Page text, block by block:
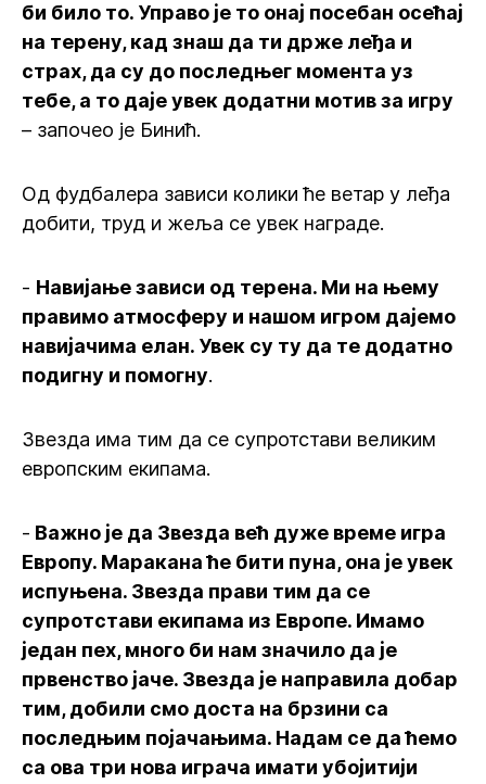
би било то. Управо је то онај посебан осећај
на терену, кад знаш да ти држе леђа и
страх, да су до последњег момента уз
тебе, а то даје увек додатни мотив за игру
– започео је Бинић.
Од фудбалера зависи колики ће ветар у леђа
добити, труд и жеља се увек награде.
- Навијање зависи од терена. Ми на њему
правимо атмoсферу и нашом игром дајемо
навијачима елан. Увек су ту да те додатно
подигну и помогну.
Звезда има тим да се супротстави великим
европским екипама.
- Важно је да Звезда већ дуже време игра
Европу. Маракана ће бити пуна, она је увек
испуњена. Звезда прави тим да се
супротстави екипама из Европе. Имамо
један пех, много би нам значило да је
првенство јаче. Звезда је направила добар
тим, добили смо доста на брзини са
последњим појачањима. Надам се да ћемо
са ова три нова играча имати убојитији